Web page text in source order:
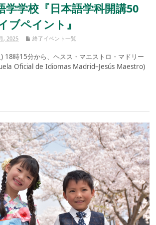
学学校『日本語学科開講50
ブペイント』
, 2025 終了イベント一覧
18時15分から、ヘスス・マエストロ・マドリー
Oficial de Idiomas Madrid–Jesús Maestro)